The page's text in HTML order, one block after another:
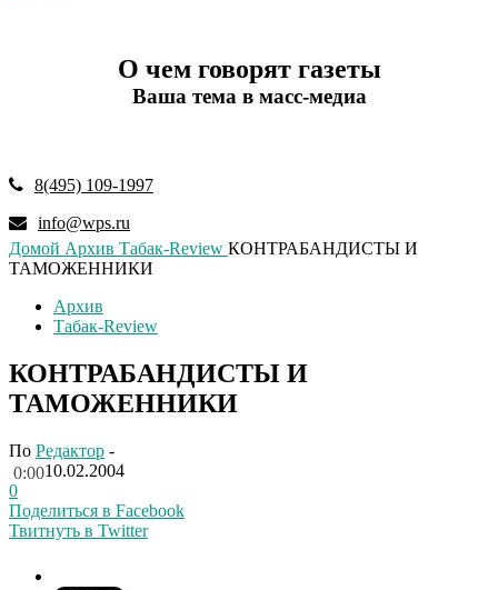
О чем говорят газеты
Ваша тема в масс-медиа
8(495) 109-1997
info@wps.ru
Домой Архив Табак-Review КОНТРАБАНДИСТЫ И
ТАМОЖЕННИКИ
Архив
Табак-Review
КОНТРАБАНДИСТЫ И
ТАМОЖЕННИКИ
По Редактор -
10.02.2004
0:00
0
Поделиться в Facebook
Твитнуть в Twitter